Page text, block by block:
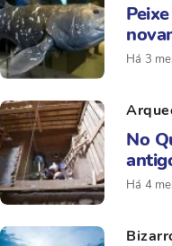
Há 3
No
Há 4